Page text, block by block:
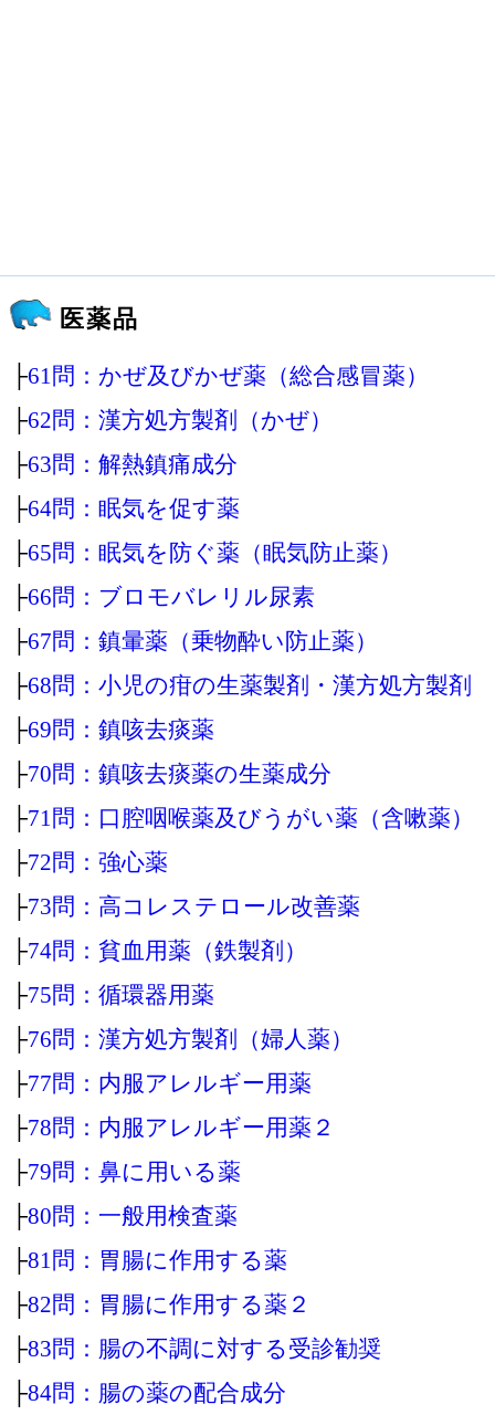
医薬品
├61問：かぜ及びかぜ薬（総合感冒薬）
├62問：漢方処方製剤（かぜ）
├63問：解熱鎮痛成分
├64問：眠気を促す薬
├65問：眠気を防ぐ薬（眠気防止薬）
├66問：ブロモバレリル尿素
├67問：鎮暈薬（乗物酔い防止薬）
├68問：小児の疳の生薬製剤・漢方処方製剤
├69問：鎮咳去痰薬
├70問：鎮咳去痰薬の生薬成分
├71問：口腔咽喉薬及びうがい薬（含嗽薬）
├72問：強心薬
├73問：高コレステロール改善薬
├74問：貧血用薬（鉄製剤）
├75問：循環器用薬
├76問：漢方処方製剤（婦人薬）
├77問：内服アレルギー用薬
├78問：内服アレルギー用薬２
├79問：鼻に用いる薬
├80問：一般用検査薬
├81問：胃腸に作用する薬
├82問：胃腸に作用する薬２
├83問：腸の不調に対する受診勧奨
├84問：腸の薬の配合成分